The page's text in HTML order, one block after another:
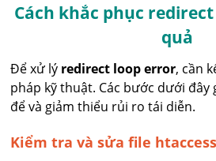
Cách khắc phục
quả
Để xử lý redirect loop error, cần
pháp kỹ thuật. Các bước dưới
để và giảm thiểu rủi ro tái diễn.
Kiểm tra và sửa file htaccess